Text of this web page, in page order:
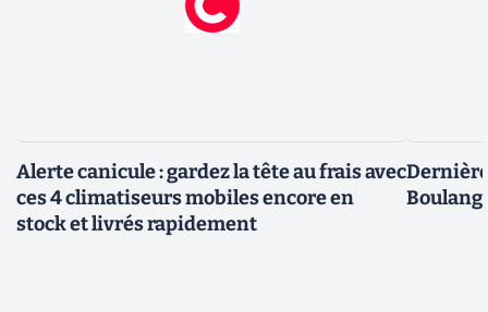
Alerte canicule : gardez la tête au frais avec
ces 4 climatiseurs mobiles encore en
stock et livrés rapidement